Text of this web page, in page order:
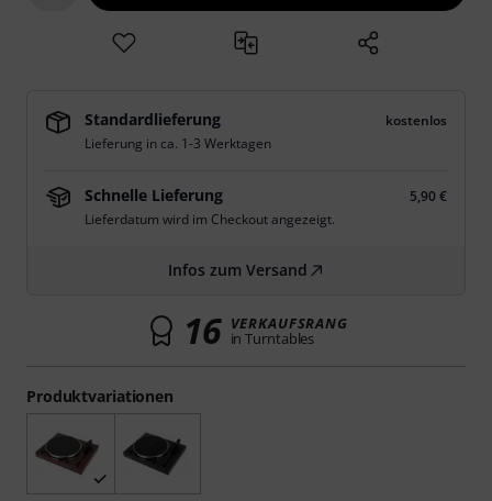
Produktvariationen
Standardlieferung
kostenlos
Lieferung in ca. 1-3 Werktagen
Schnelle Lieferung
5,90 €
Lieferdatum wird im Checkout angezeigt.
Infos zum Versand
16 VERKAUFSRANG
in Turntables